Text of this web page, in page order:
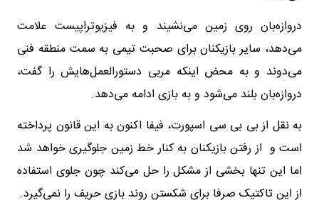
دروازه‌بان روی زمین می‌نشیند و به فیزیوتراپیست علامت
می‌دهد، سایر بازیکنان برای صحبت تیمی به سمت منطقه فنی
می‌دوند و به محض اینکه مربی دستورالعمل‌هایش را گفت،
دروازه‌بان بلند می‌شود و به بازی ادامه می‌دهد.
به نقل از بی بی سی اسپورت، فیفا اکنون به این قانون پرداخته
است و از رفتن بازیکنان به کنار خط زمین جلوگیری خواهد شد
اما این تنها بخشی از مشکل را حل می‌کند چون جلوی استفاده
از این تاکتیک صرفا برای شکستن روند بازی حریف را نمی‌گیرد.